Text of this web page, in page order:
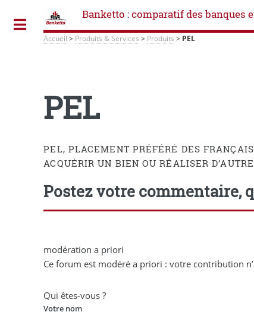
Banketto : comparatif des banques
Accueil > Produits & Services > Produits > PEL
PEL
PEL, PLACEMENT PRÉFÉRÉ DES
ACQUÉRIR UN BIEN OU RÉALISER
Postez votre commentaire,
modération a priori
Ce forum est modéré a priori : votre contribution
Qui êtes-vous ?
Votre nom
Toggle